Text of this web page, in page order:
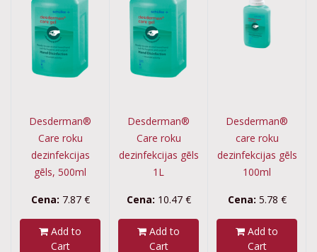
Desderman®
Care roku
dezinfekcijas
gēls, 500ml
Cena: 7.87€
Add to
Cart
Desderman®
Care roku
dezinfekcijas gēls
1L
Cena: 10.47€
Add to
Cart
Desderman®
care roku
dezinfekcijas gēls
100ml
Cena: 5.78 €
Add to
Cart